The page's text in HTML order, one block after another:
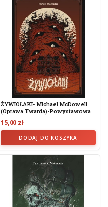
ŻYWIOŁAKI- Michael McDowell
(Oprawa Twarda)-Powystawowa
15,00 zł
DODAJ DO KOSZYKA